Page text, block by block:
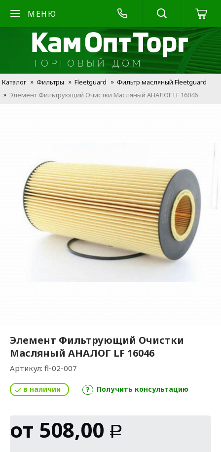
МЕНЮ
Каталог Фильтры Fleetguard
Фильтр масляный Fleetguard
Элемент Фильтрующий Очистки Масляный АНАЛОГ LF 16046
Элемент Фильтрующий Очистки
Масляный АНАЛОГ LF 16046
Артикул: fl-02-007
в наличии Получить консультацию
от 508,00 Р